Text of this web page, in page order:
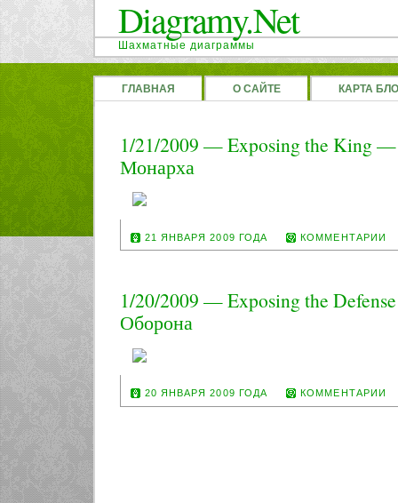
Diagramy.Net
Шахматные диаграммы
ГЛАВНАЯ О САЙТЕ КАРТА
1/21/2009 — Exposing the King —
Монарха
21 ЯНВАРЯ 2009 ГОДА КОММЕНТАРИИ
1/20/2009 — Exposing the
Оборона
20 ЯНВАРЯ 2009 ГОДА КОММЕНТАРИИ